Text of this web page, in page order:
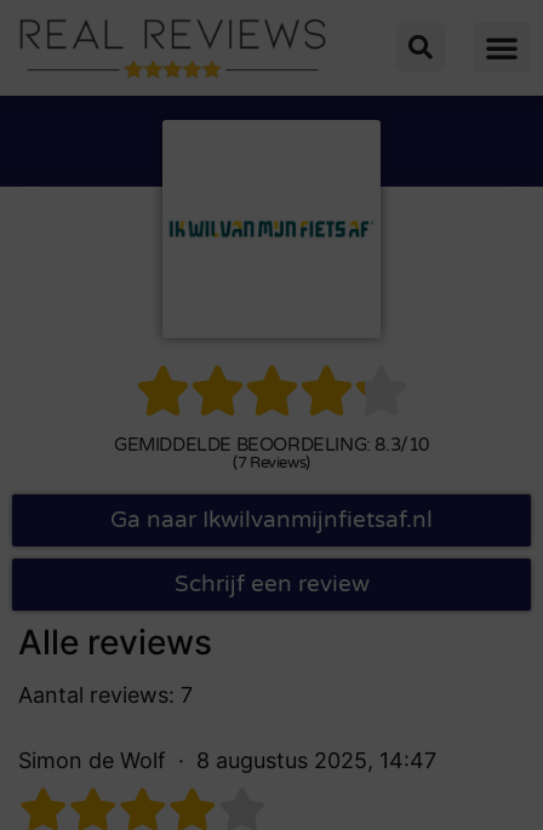

GEMIDDELDE BEOORDELING: 8.3/10
(7 Reviews)
Ga naar Ikwilvanmijnfietsaf.nl
Schrijf een review
Alle reviews
Aantal reviews: 7
Simon de Wolf 8 augustus 2025, 14:47